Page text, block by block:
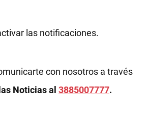
las notificaciones.
con nosotros a través
Noticias al 3885007777.